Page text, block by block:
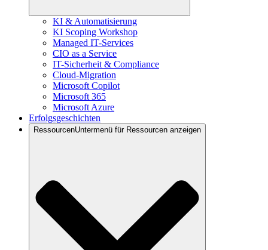
KI & Automatisierung
KI Scoping Workshop
Managed IT-Services
CIO as a Service
IT-Sicherheit & Compliance
Cloud-Migration
Microsoft Copilot
Microsoft 365
Microsoft Azure
Erfolgsgeschichten
RessourcenUntermenü für Ressourcen anzeigen